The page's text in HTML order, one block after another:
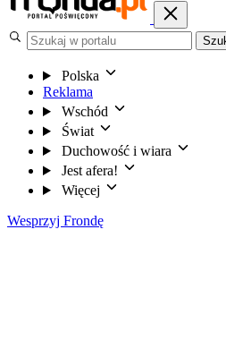
Polska
Reklama
Wschód
Świat
Duchowość i wiara
Jest afera!
Więcej
Wesprzyj Frondę